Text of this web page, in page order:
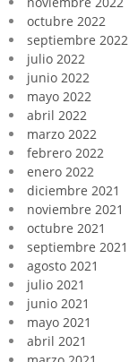
octubre 2022
septiembre 2022
julio 2022
junio 2022
mayo 2022
abril 2022
marzo 2022
febrero 2022
enero 2022
diciembre 2021
noviembre 2021
octubre 2021
septiembre 2021
agosto 2021
julio 2021
junio 2021
mayo 2021
abril 2021